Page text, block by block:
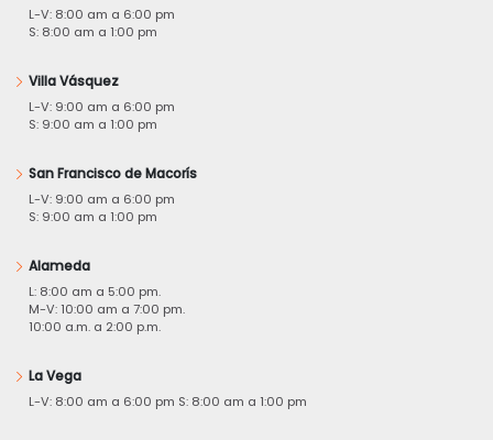
L-V: 8:00 am a 6:00 pm
S: 8:00 am a 1:00 pm
Villa Vásquez
L-V: 9:00 am a 6:00 pm
S: 9:00 am a 1:00 pm
San Francisco de Macorís
L-V: 9:00 am a 6:00 pm
S: 9:00 am a 1:00 pm
Alameda
L: 8:00 am a 5:00 pm.
M-V: 10:00 am a 7:00 pm.
10:00 a.m. a 2:00 p.m.
La Vega
L-V: 8:00 am a 6:00 pm S: 8:00 am a 1:00 pm